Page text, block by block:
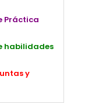
Práctica
habilidades
y